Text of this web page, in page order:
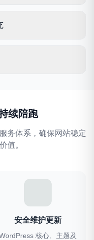
滚动视差、数字滚
协助整理企业资
训，确保团队能独
续陪跑
务体系，确保网站稳定
值。
安全维护更新
核心、主题及